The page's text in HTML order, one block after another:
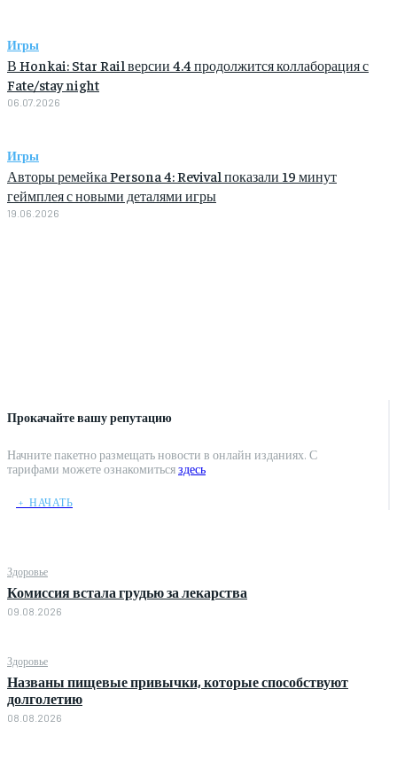
Прокачайте вашу репутацию
Начните пакетно размещать новости в онлайн изданиях. С
тарифами можете ознакомитьсяздесь
﹢ НАЧАТЬ
Здоровье
Комиссия встала грудью за лекарства
09.08.2026
Здоровье
Названы пищевые привычки, которые способствуют
долголетию
08.08.2026
Игры
В Honkai: Star Rail версии 4.4 продолжится коллаборация с
Fate/stay night
06.07.2026
Игры
Авторы ремейка Persona 4: Revival показали 19 минут
геймплея с новыми деталями игры
19.06.2026